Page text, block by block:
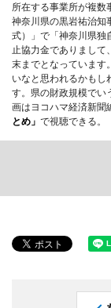
所在する事業所が複数
神奈川県の黒岩祐治知
式）」で「神奈川県独
止協力金でありまして
末までとなっています
いなと思われるかもし
す。県の財政規模でい
画はヨコハマ経済新聞
とめ」 で視聴できる。